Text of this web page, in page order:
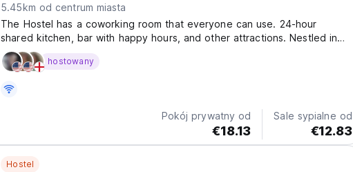
5.45km od centrum miasta
The Hostel has a coworking room that everyone can use. 24-hour
shared kitchen, bar with happy hours, and other attractions. Nestled in
the heart of Sao Paulo, Matianellu SP presents a haven of comfort and
convenience. Boasting air-conditioned rooms, a lively...
hostowany
Pokój prywatny od
€18.13
Sale sypialne od
€12.83
Hostel